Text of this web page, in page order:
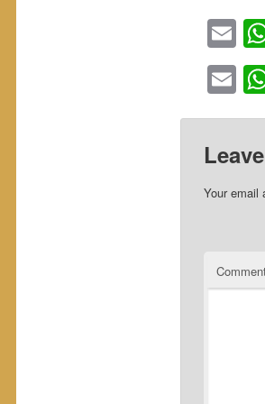
Your email